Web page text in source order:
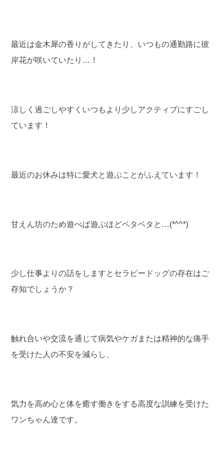
最近は金木犀の香りがしてきたり、いつもの通勤路に彼
岸花が咲いていたり…！
涼しく過ごしやすくいつもより少しアクティブにすごし
ています！
最近のお休みは特に愛犬と遊ぶことがふえています！
甘えん坊のため遊べば遊ぶほどベタベタと…(*^^*)
少し仕事よりの話をしますとセラピードッグの存在はご
存知でしょうか？
触れ合いや交流を通じて病気やケガまたは精神的な痛手
を受けた人の不安を減らし、
気力を高め心と体を癒す働きをする高度な訓練を受けた
ワンちゃん達です。